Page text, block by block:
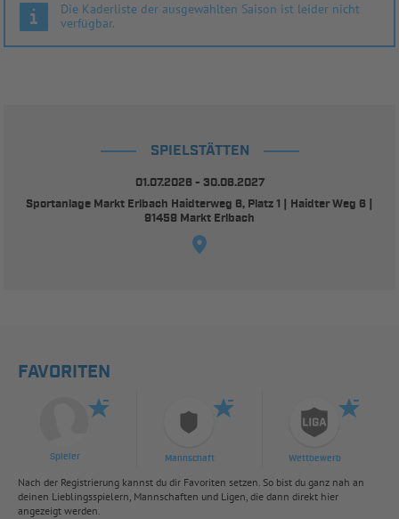
Die Kaderliste der ausgewählten Saison ist leider nicht
verfügbar.
SPIELSTÄTTEN
01.07.2026 - 30.06.2027
Sportanlage Markt Erlbach Haidterweg 6, Platz 1 | Haidter Weg 6 |
91459 Markt Erlbach
FAVORITEN
Spieler Mannschaft Wettbewerb
Nach der Registrierung kannst du dir Favoriten setzen. So bist du ganz nah an
deinen Lieblingsspielern, Mannschaften und Ligen, die dann direkt hier
angezeigt werden.